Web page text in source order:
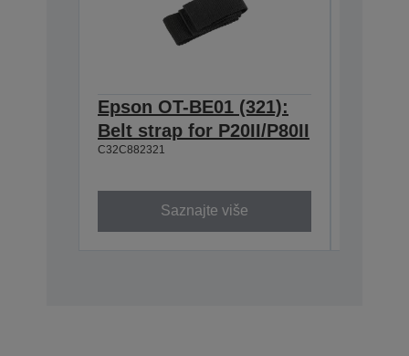
Epson OT-BE01 (321):
Belt strap for P20II/P80II
C32C882321
Saznajte više